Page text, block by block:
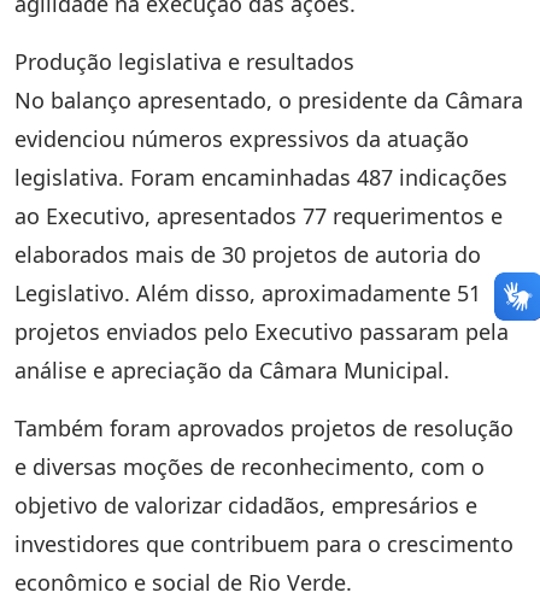
Produção legislativa e resultados
No balanço apresentado, o presidente da Câmara
evidenciou números expressivos da atuação
legislativa. Foram encaminhadas 487 indicações
ao Executivo, apresentados 77 requerimentos e
elaborados mais de 30 projetos de autoria do
Legislativo. Além disso, aproximadamente 51
projetos enviados pelo Executivo passaram pela
análise e apreciação da Câmara Municipal.
Também foram aprovados projetos de resolução
e diversas moções de reconhecimento, com o
objetivo de valorizar cidadãos, empresários e
investidores que contribuem para o crescimento
econômico e social de Rio Verde.